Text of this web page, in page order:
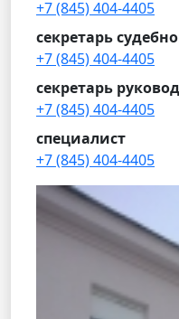
+7 (845) 404-4405
секретарь
+7 (845) 404-4405
секретарь
+7 (845) 404-4405
специалист
+7 (845) 404-4405